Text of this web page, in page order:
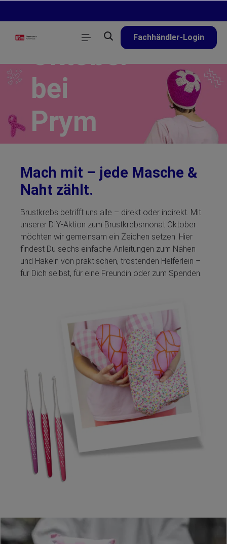
Fachhändler-Login
Pinker
Oktober
bei
Prym
Hoffnung
schenken
Mach mit – jede Masche &
Naht zählt.
Brustkrebs betrifft uns alle – direkt oder indirekt. Mit
unserer DIY-Aktion zum Brustkrebsmonat Oktober
möchten wir gemeinsam ein Zeichen setzen. Hier
findest Du sechs einfache Anleitungen zum Nähen
und Häkeln von praktischen, tröstenden Helferlein –
für Dich selbst, für eine Freundin oder zum Spenden.